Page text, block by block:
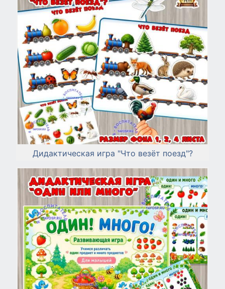
Дидактическая игра "Что везёт поезд"?